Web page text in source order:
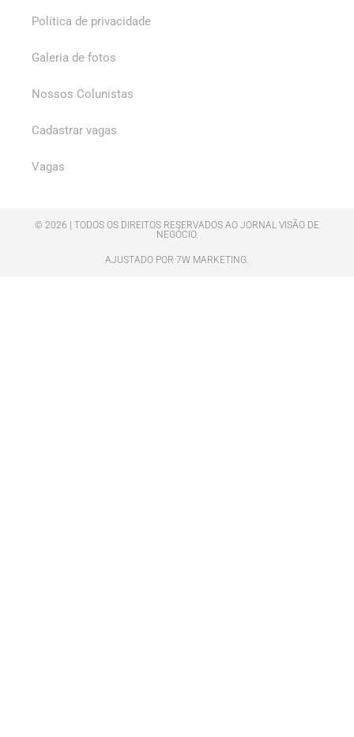
Política de privacidade
Galeria de fotos
Nossos Colunistas
Cadastrar vagas
Vagas
© 2026 | TODOS OS DIREITOS RESERVADOS AO JORNAL VISÃO DE
NEGÓCIO.
AJUSTADO POR 7W MARKETING.